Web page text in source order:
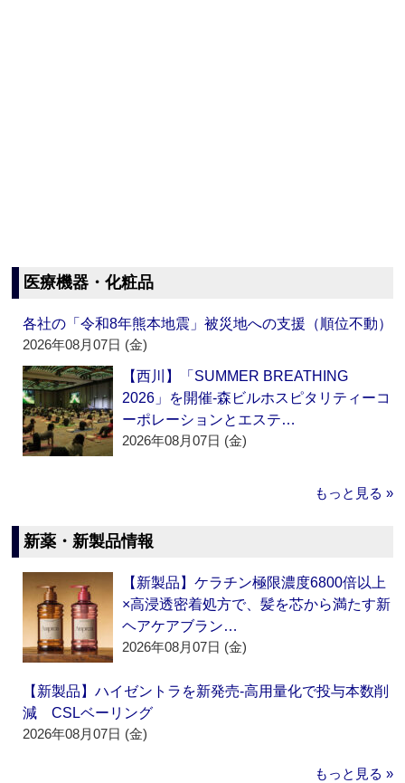
医療機器・化粧品
各社の「令和8年熊本地震」被災地への支援（順位不動）
2026年08月07日 (金)
【西川】「SUMMER BREATHING
2026」を開催‐森ビルホスピタリティーコ
ーポレーションとエステ…
2026年08月07日 (金)
もっと見る »
新薬・新製品情報
【新製品】ケラチン極限濃度6800倍以上
×高浸透密着処方で、髪を芯から満たす新
ヘアケアブラン…
2026年08月07日 (金)
【新製品】ハイゼントラを新発売‐高用量化で投与本数削
減 CSLベーリング
2026年08月07日 (金)
もっと見る »